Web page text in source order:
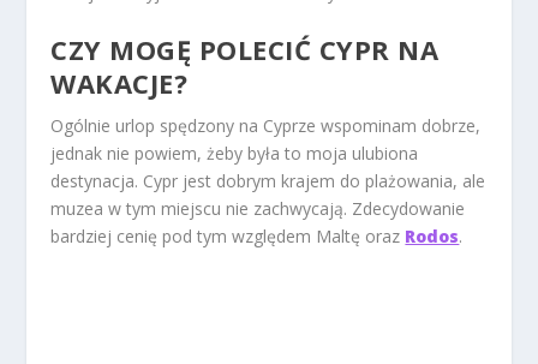
CZY MOGĘ POLECIĆ CYPR NA
WAKACJE?
Ogólnie urlop spędzony na Cyprze wspominam dobrze,
jednak nie powiem, żeby była to moja ulubiona
destynacja. Cypr jest dobrym krajem do plażowania, ale
muzea w tym miejscu nie zachwycają. Zdecydowanie
bardziej cenię pod tym względem Maltę oraz Rodos.